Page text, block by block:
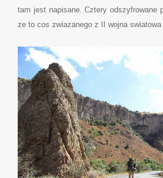
tam jest napisane. Cztery odszyfrowane
ze to cos zwiazanego z II wojna swiatowa